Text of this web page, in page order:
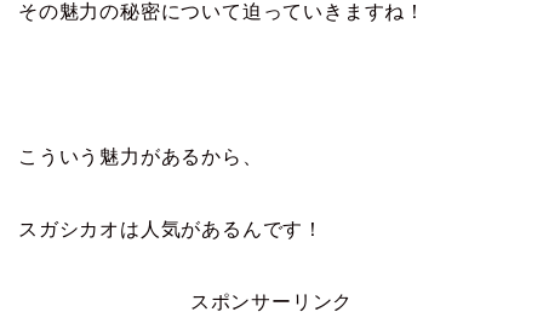
その魅力の秘密について迫っていきますね！
こういう魅力があるから、
スガシカオは人気があるんです！
スポンサーリンク